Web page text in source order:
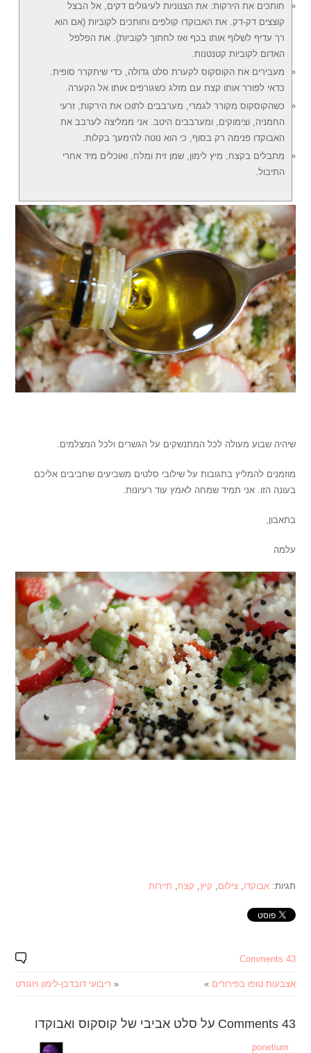
חותכים את הירקות: את הצנוניות לעיגולים דקים, אל הבצל
קוצצים דק-דק. את האבוקדו קולפים וחותכים לקוביות (אם הוא
רך עדיף לשלוף אותו בכף ואז לחתוך לקוביות). את הפלפל
האדום לקוביות קטנטנות.
מעבירים את הקוסקוס לקערת סלט גדולה, כדי שיתקרר סופית.
כדאי לפורר אותו קצת עם מזלג כשגורפים אותו אל הקערה.
כשהקוסקוס מקורר לגמרי, מערבבים לתוכו את הירקות, זרעי
החמניה, וצימוקים, ומערבבים היטב. אני ממליצה לערבב את
האבוקדו פנימה רק בסוף, כי הוא נוטה להימעך בקלות.
מתבלים בקצח, מיץ לימון, שמן זית ומלח, ואוכלים מיד אחרי
התיבול.
שיהיה שבוע מעולה לכל המתנשקים על הגשרים ולכל המצלמים.
מוזמנים להמליץ בתגובות על שילובי סלטים משביעים שחביבים אליכם
בעונה הזו. אני תמיד שמחה לאמץ עוד רעיונות.
בתאבון,
עלמה
תגיות:אבוקדו ,צילום קיץ קצח תיירות
43 Comments
« ריבועי דובדבן-לימון ויוגורט אצבעות טופו בפירורים »
43 Comments על סלט אביבי של קוסקוס ואבוקדו
ponetium